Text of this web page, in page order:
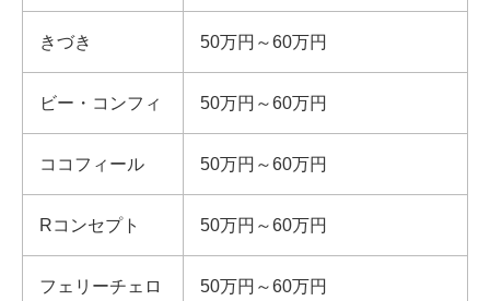
きづき 50万円～60万円
ビー・コンフィ 50万円～60万円
ココフィール 50万円～60万円
Rコンセプト 50万円～60万円
フェリーチェロ 50万円～60万円